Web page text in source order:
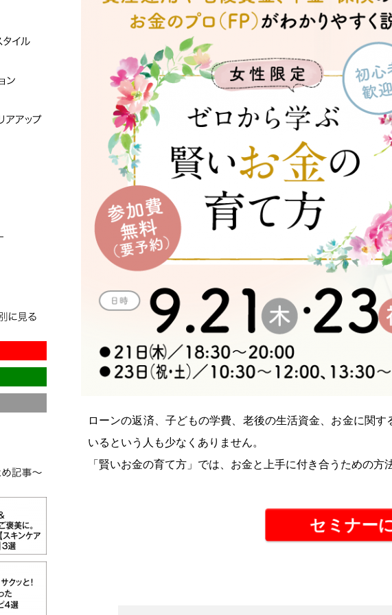
ローンの返済、子どもの学費、老後の生活資金、お金に関
いるという人も少なくありません。
「賢いお金の育て方」では、お金と上手に付き合うための方
セミナー